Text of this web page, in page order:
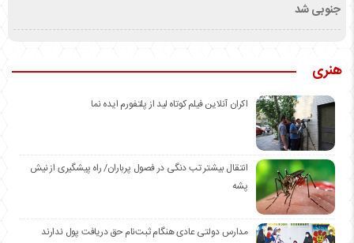
جنوبی شد
هنری
اکران آنلاین فیلم کوتاه لید از پلتفورم ایده نما
انتقال بیشتر تب دنگی در فصول پرباران/ راه پیشگیری از نیش
پشه
مدارس دولتی عادی هنگام ثبت‌نام حق دریافت پول ندارند